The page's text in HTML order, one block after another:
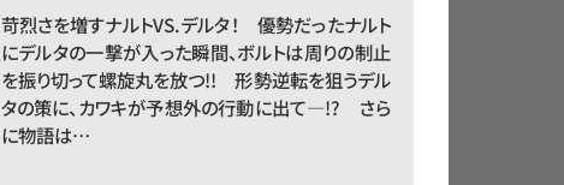
苛烈さを増すナルトVS.デルタ！ 優勢だったナルト
にデルタの一撃が入った瞬間、ボルトは周りの制止
を振り切って螺旋丸を放つ!! 形勢逆転を狙うデル
タの策に、カワキが予想外の行動に出て―!? さら
に物語は…